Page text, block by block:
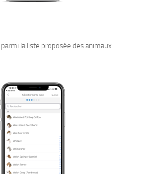
la liste proposée des animaux